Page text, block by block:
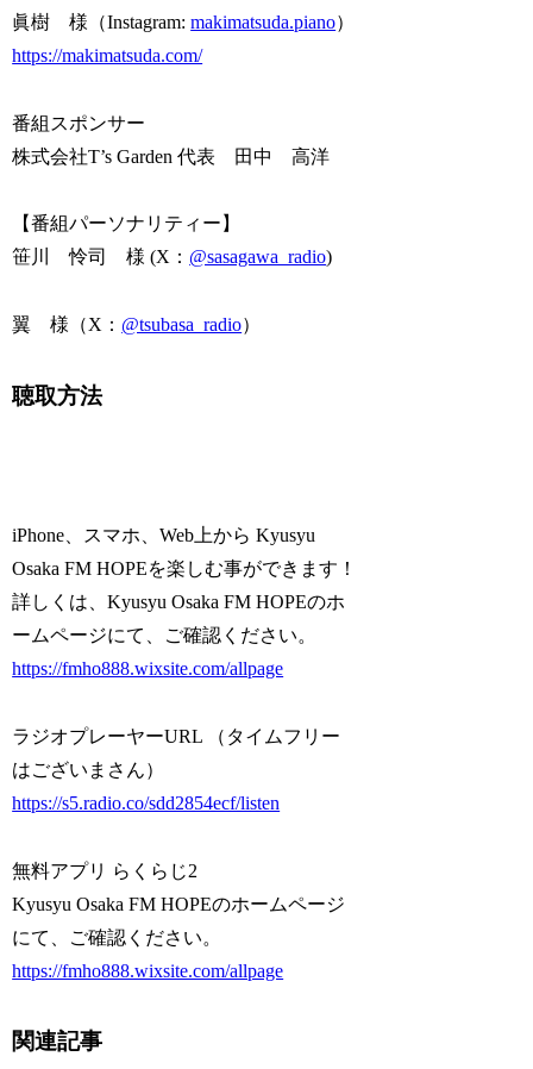
眞樹 様（Instagram:makimatsuda.piano）
https://makimatsuda.com/
番組スポンサー
株式会社T’s Garden 代表 田中 高洋
【番組パーソナリティー】
笹川 怜司 様 (X： @sasagawa_radio)
翼 様（X： @tsubasa_radio）
聴取方法
iPhone、スマホ、Web上から Kyusyu
Osaka FM HOPEを楽しむ事ができます！
詳しくは、Kyusyu Osaka FM HOPEのホ
ームページにて、ご確認ください。
https://fmho888.wixsite.com/allpage
ラジオプレーヤーURL （タイムフリー
はございまさん）
https://s5.radio.co/sdd2854ecf/listen
無料アプリ らくらじ2
Kyusyu Osaka FM HOPEのホームページ
にて、ご確認ください。
https://fmho888.wixsite.com/allpage
関連記事